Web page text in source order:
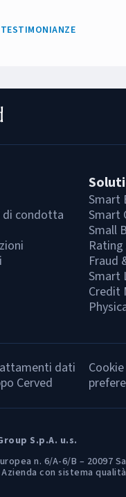
di condotta
Smart
Smart
Small
Rating
Fraud
Smart
Credit
dati
Cerved
S.p.A. u.s.
n. 6/A-6/B – 20097
con sistema